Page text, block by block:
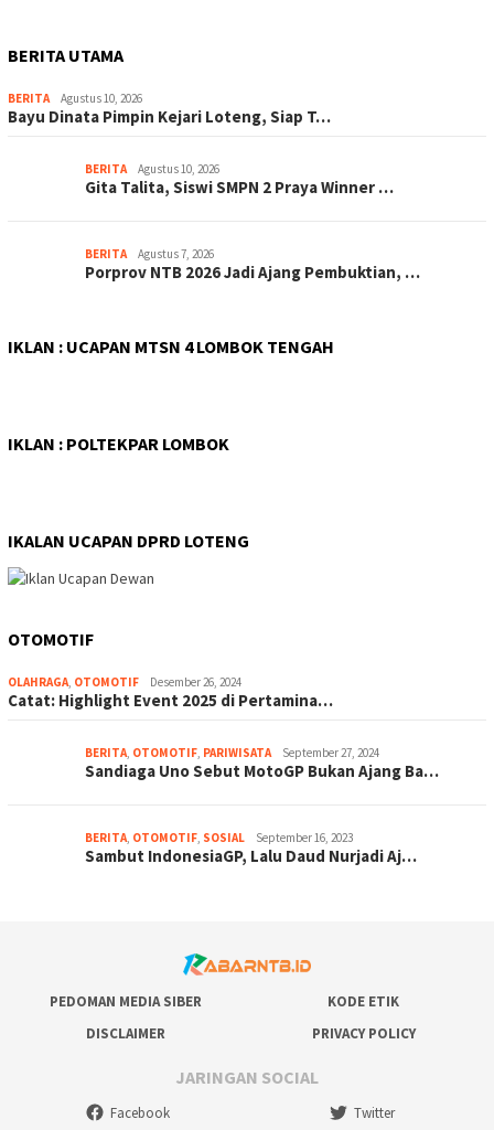
BERITA UTAMA
BERITA Agustus 10, 2026
Bayu Dinata Pimpin Kejari Loteng, Siap T…
BERITA Agustus 10, 2026
Gita Talita, Siswi SMPN 2 Praya Winner …
BERITA Agustus 7, 2026
Porprov NTB 2026 Jadi Ajang Pembuktian, …
IKLAN : UCAPAN MTSN 4 LOMBOK TENGAH
IKLAN : POLTEKPAR LOMBOK
IKALAN UCAPAN DPRD LOTENG
OTOMOTIF
OLAHRAGA, OTOMOTIF Desember 26, 2024
Catat: Highlight Event 2025 di Pertamina…
BERITA, OTOMOTIF, PARIWISATA September 27, 2024
Sandiaga Uno Sebut MotoGP Bukan Ajang Ba…
BERITA, OTOMOTIF, SOSIAL September 16, 2023
Sambut IndonesiaGP, Lalu Daud Nurjadi Aj…
PEDOMAN MEDIA SIBER
KODE ETIK
DISCLAIMER
PRIVACY POLICY
JARINGAN SOCIAL
Facebook Twitter